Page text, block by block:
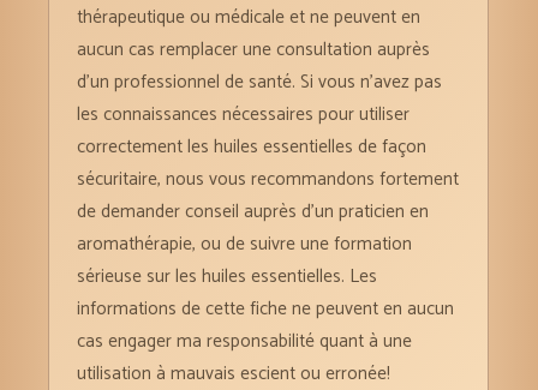
thérapeutique ou médicale et ne peuvent en
aucun cas remplacer une consultation auprès
d’un professionnel de santé. Si vous n’avez pas
les connaissances nécessaires pour utiliser
correctement les huiles essentielles de façon
sécuritaire, nous vous recommandons fortement
de demander conseil auprès d’un praticien en
aromathérapie, ou de suivre une formation
sérieuse sur les huiles essentielles. Les
informations de cette fiche ne peuvent en aucun
cas engager ma responsabilité quant à une
utilisation à mauvais escient ou erronée!